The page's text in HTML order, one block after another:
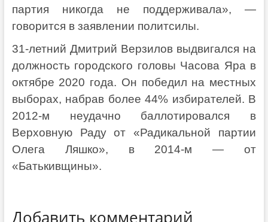
партия никогда не поддерживала», —
говорится в заявлении политсилы.
31-летний Дмитрий Верзилов выдвигался на
должность городского головы Часова Яра в
октябре 2020 года. Он победил на местных
выборах, набрав более 44% избирателей. В
2012-м неудачно баллотировался в
Верховную Раду от «Радикальной партии
Олега Ляшко», в 2014-м — от
«Батькивщины».
Добавить комментарий